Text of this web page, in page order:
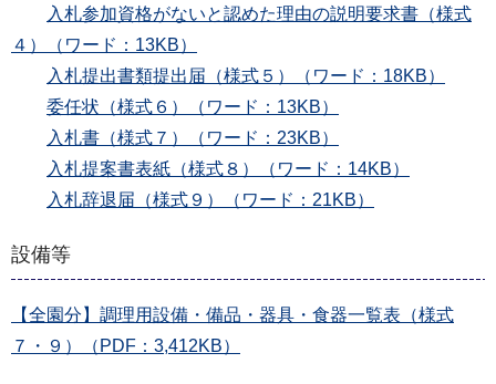
入札参加資格がないと認めた理由の説明要求書（様式
４）（ワード：13KB）
入札提出書類提出届（様式５）（ワード：18KB）
委任状（様式６）（ワード：13KB）
入札書（様式７）（ワード：23KB）
入札提案書表紙（様式８）（ワード：14KB）
入札辞退届（様式９）（ワード：21KB）
設備等
【全園分】調理用設備・備品・器具・食器一覧表（様式
７・９）（PDF：3,412KB）